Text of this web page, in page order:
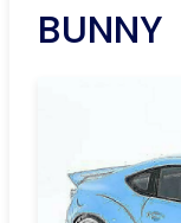
BUNNY